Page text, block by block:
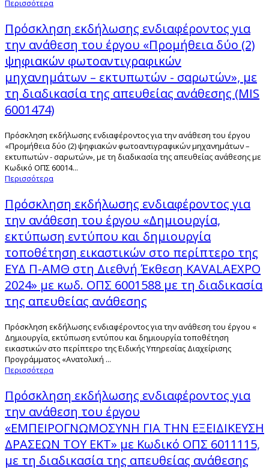
Περισσότερα
Πρόσκληση εκδήλωσης ενδιαφέροντος για
την ανάθεση του έργου «Προμήθεια δύο (2)
ψηφιακών φωτοαντιγραφικών
μηχανημάτων – εκτυπωτών - σαρωτών», με
τη διαδικασία της απευθείας ανάθεσης (MIS
6001474)
Πρόσκληση εκδήλωσης ενδιαφέροντος για την ανάθεση του έργου
«Προμήθεια δύο (2) ψηφιακών φωτοαντιγραφικών μηχανημάτων –
εκτυπωτών - σαρωτών», με τη διαδικασία της απευθείας ανάθεσης με
Κωδικό ΟΠΣ 60014...
Περισσότερα
Πρόσκληση εκδήλωσης ενδιαφέροντος για
την ανάθεση του έργου «Δημιουργία,
εκτύπωση εντύπου και δημιουργία
τοποθέτηση εικαστικών στο περίπτερο της
ΕΥΔ Π-ΑΜΘ στη Διεθνή Έκθεση KAVALAEXPO
2024» με κωδ. ΟΠΣ 6001588 με τη διαδικασία
της απευθείας ανάθεσης
Πρόσκληση εκδήλωσης ενδιαφέροντος για την ανάθεση του έργου «
Δημιουργία, εκτύπωση εντύπου και δημιουργία τοποθέτηση
εικαστικών στο περίπτερο της Ειδικής Υπηρεσίας Διαχείρισης
Προγράμματος «Ανατολική ...
Περισσότερα
Πρόσκληση εκδήλωσης ενδιαφέροντος για
την ανάθεση του έργου
«ΕΜΠΕΙΡΟΓΝΩΜΟΣΥΝΗ ΓΙΑ ΤΗΝ ΕΞΕΙΔΙΚΕΥΣΗ
ΔΡΑΣΕΩΝ ΤΟΥ ΕΚΤ» με Κωδικό ΟΠΣ 6011115,
με τη διαδικασία της απευθείας ανάθεσης